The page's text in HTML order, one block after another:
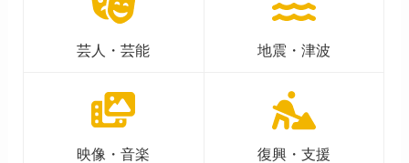
芸人・芸能 地震・津波
映像・音楽 復興・支援